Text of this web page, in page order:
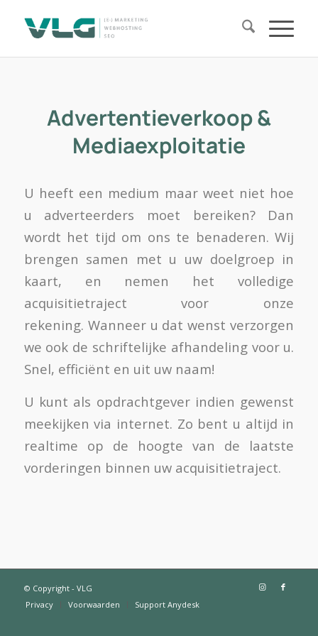
Advertentieverkoop &
Mediaexploitatie
U heeft een medium maar weet niet hoe
u adverteerders moet bereiken? Dan
wordt het tijd om ons te benaderen. Wij
brengen samen met u uw doelgroep in
kaart, en nemen het volledige
acquisitietraject voor onze
rekening. Wanneer u dat wenst verzorgen
we ook de schriftelijke afhandeling voor u.
Snel, efficiënt en uit uw naam!
U kunt als opdrachtgever indien gewenst
meekijken via internet. Zo bent u altijd in
realtime op de hoogte van de laatste
vorderingen binnen uw acquisitietraject.
© Copyright - VLG
Privacy
Voorwaarden Support Anydesk